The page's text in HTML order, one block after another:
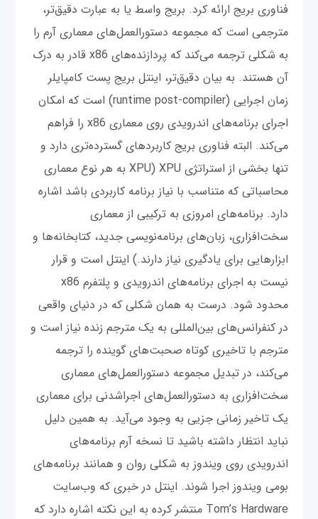
فناوری بریج ارائه کرد. بریج واسط یا به عبارت دقیق‌تر،
مترجمی است که مجموعه دستورالعمل‌های معماری آرم را
به شکلی ترجمه می‌کند که پردازنده‌های x86 قادر به درک
آن هستند. به بیان دقیق‌تر، اینتل بریج پست کامپایلر
زمان اجرایی (runtime post-compiler) است که امکان
اجرای برنامه‌های اندرویدی روی معماری x86 را فراهم
می‌کند. البته فناوری بریج کاربردهای گسترده‌تری دارد و
تنها بخشی از استراتژی XPU) XPU به هر نوع معماری
محاسباتی که متناسب با نیاز برنامه کاربردی باشد اشاره
دارد. ‌برنامه‌های امروزی به ترکیبی از معماری
سخت‌افزاری‌، زبان‌های برنامه‌نویسی جدید، کتابخانه‌ها و
ابزارهایی برای یادگیری نیاز دارند.) اینتل است و قرار
نیست به اجرای برنامه‌های اندرویدی و پلتفرم x86
محدود شود. درست به همان شکلی که در دنیای واقعی
در کنفرانس‌های بین‌المللی به یک مترجم زنده نیاز است و
مترجم با تاخیری کوتاه صحبت‌های گوینده را ترجمه
می‌کند، در تبدیل مجموعه دستورالعمل‌های معماری
سخت‌افزاری به دستورالعمل‌های اجراشدنی برای معماری
یک تاخیر زمانی جزیی به وجود می‌آید. به همین دلیل
نباید انتظار داشته باشید تا نسخه آرم برنامه‌های
اندرویدی روی ویندوز به شکلی روان و همانند برنامه‌های
بومی ویندوز اجرا شوند. اینتل در خبری که وب‌سایت
Tom’s Hardware منتشر کرده به این نکته اشاره دارد که